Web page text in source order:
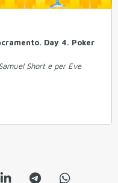
Day 4. Poker
Short e per Eve